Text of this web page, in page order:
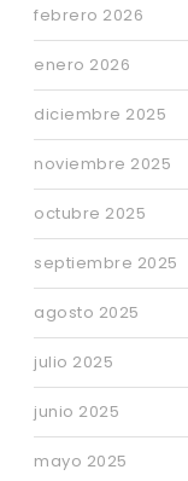
febrero 2026
enero 2026
diciembre 2025
noviembre 2025
octubre 2025
septiembre 2025
agosto 2025
julio 2025
junio 2025
mayo 2025